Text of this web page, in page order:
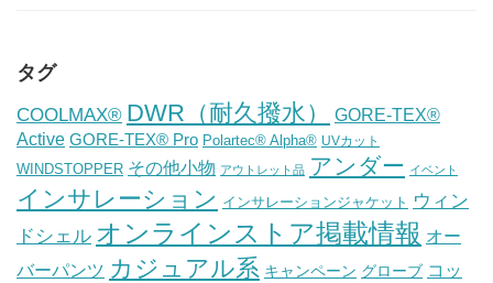
タグ
COOLMAX® DWR（耐久撥水）
GORE-TEX®
Active GORE-TEX® Pro Polartec® Alpha® UVカット
WINDSTOPPER その他小物 アウトレット品 アンダー イベント
インサレーション インサレーションジャケット ウィン
ドシェル オンラインストア掲載情報 オー
バーパンツ カジュアル系 キャンペーン グローブ コッ